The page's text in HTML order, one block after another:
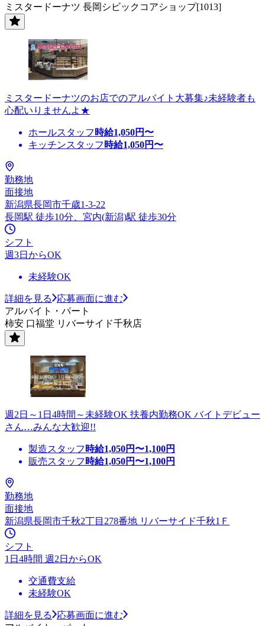
ミスタードーナツ 長岡シビックコアショップ[1013]
ミスタードーナツのお店でのアルバイト大募集♪未経験者も
心配いりませんよ★
ホールスタッフ 時給1,050円〜
キッチンスタッフ 時給1,050円〜
勤務地
面接地
新潟県長岡市千歳1-3-22
長岡駅 徒歩10分、宮内(新潟)駅 徒歩30分
シフト
週3日からOK
未経験OK
詳細を見る
応募画面に進む
アルバイト・パート
柿安 口福堂 リバーサイド千秋店
週2日～1日4時間～未経験OK 扶養内勤務OK バイトデビュー
さん…みんな大歓迎!!
製造スタッフ 時給1,050円〜1,100円
販売スタッフ 時給1,050円〜1,100円
勤務地
面接地
新潟県長岡市千秋2丁目278番地 リバーサイド千秋1Ｆ
シフト
1日4時間 週2日からOK
交通費支給
未経験OK
詳細を見る
応募画面に進む